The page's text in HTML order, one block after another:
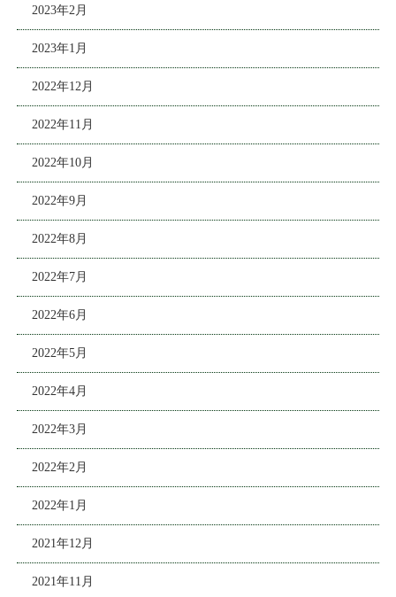
2023年2月
2023年1月
2022年12月
2022年11月
2022年10月
2022年9月
2022年8月
2022年7月
2022年6月
2022年5月
2022年4月
2022年3月
2022年2月
2022年1月
2021年12月
2021年11月